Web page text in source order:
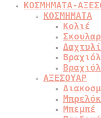
ΚΟΣΜΗΜΑΤΑ-
ΚΟΣΜΗΜΑΤΑ
Κολιέ
ΑΞΕΣΟΥΑΡ
Μπρελόκ
Μπεμπέ